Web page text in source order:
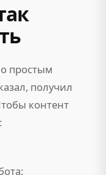
простым
получил
контент